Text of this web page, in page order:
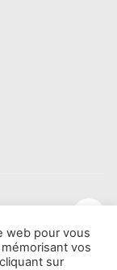
de
web pour vous
vos
sur